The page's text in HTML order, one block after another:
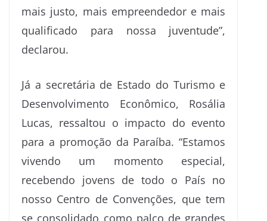
mais justo, mais empreendedor e mais
qualificado para nossa juventude”,
declarou.
Já a secretária de Estado do Turismo e
Desenvolvimento Econômico, Rosália
Lucas, ressaltou o impacto do evento
para a promoção da Paraíba. “Estamos
vivendo um momento especial,
recebendo jovens de todo o País no
nosso Centro de Convenções, que tem
se consolidado como palco de grandes